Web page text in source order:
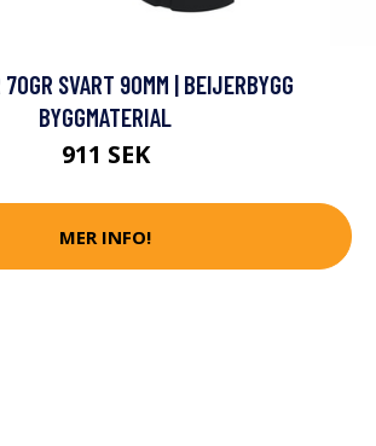
70GR SVART 90MM | BEIJERBYGG
BYGGMATERIAL
911 SEK
MER INFO!